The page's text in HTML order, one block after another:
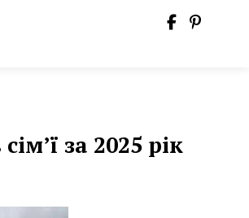
за 2025 рік